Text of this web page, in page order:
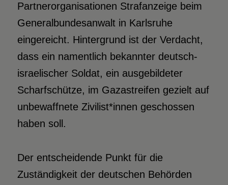
Partnerorganisationen Strafanzeige beim
Generalbundesanwalt in Karlsruhe
eingereicht. Hintergrund ist der Verdacht,
dass ein namentlich bekannter deutsch-
israelischer Soldat, ein ausgebildeter
Scharfschütze, im Gazastreifen gezielt auf
unbewaffnete Zivilist*innen geschossen
haben soll.
Der entscheidende Punkt für die
Zuständigkeit der deutschen Behörden